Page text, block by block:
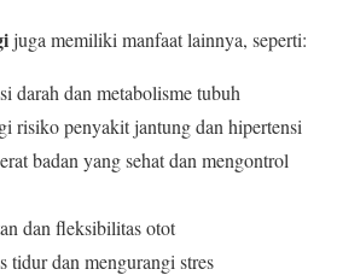
juga memiliki manfaat lainnya, seperti:
darah dan metabolisme tubuh
risiko penyakit jantung dan hipertensi
badan yang sehat dan mengontrol
dan fleksibilitas otot
tidur dan mengurangi stres